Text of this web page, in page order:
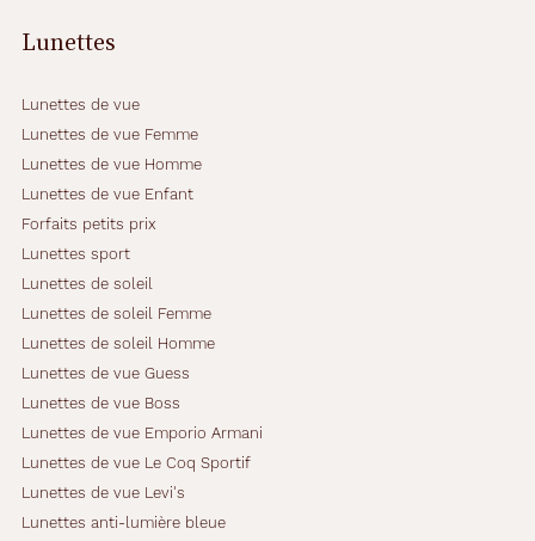
Dimensions
la
monture
mm
mm
Détails
techniques
Genre
Lunettes
Lunettes de vue
Lunettes de vue Femme
Lunettes de vue Homme
Lunettes de vue Enfant
Forfaits petits prix
Lunettes sport
Lunettes de soleil
Lunettes de soleil Femme
Lunettes de soleil Homme
Lunettes de vue Guess
Lunettes de vue Boss
Lunettes de vue Emporio Armani
Lunettes de vue Le Coq Sportif
Lunettes de vue Levi's
Lunettes anti-lumière bleue